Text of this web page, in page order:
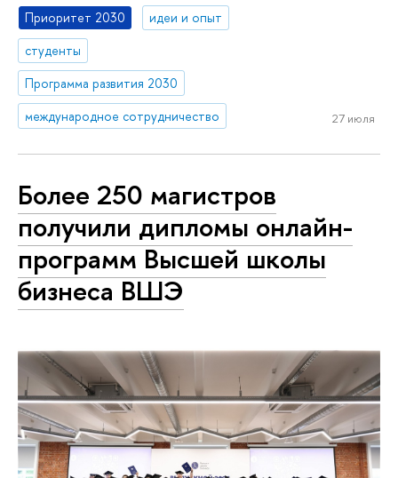
Приоритет 2030
идеи и опыт
студенты
Программа развития 2030
международное сотрудничество
27 июля
Более 250 магистров
получили дипломы онлайн-
программ Высшей школы
бизнеса ВШЭ